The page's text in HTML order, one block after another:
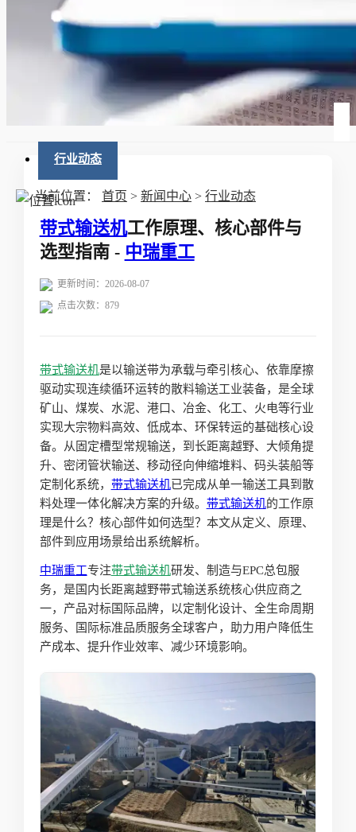
行业动态
当前位置： 首页 > 新闻中心 > 行业动态
带式输送机工作原理、核心部件与
选型指南 - 中瑞重工
更新时间：2026-08-07
点击次数： 879
带式输送机是以输送带为承载与牵引核心、依靠摩擦
驱动实现连续循环运转的散料输送工业装备，是全球
矿山、煤炭、水泥、港口、冶金、化工、火电等行业
实现大宗物料高效、低成本、环保转运的基础核心设
备。从固定槽型常规输送，到长距离越野、大倾角提
升、密闭管状输送、移动径向伸缩堆料、码头装船等
定制化系统， 带式输送机已完成从单一输送工具到散
料处理一体化解决方案的升级。 带式输送机的工作原
理是什么？核心部件如何选型？本文从定义、原理、
部件到应用场景给出系统解析。
中瑞重工专注带式输送机研发、制造与EPC总包服
务，是国内长距离越野带式输送系统核心供应商之
一，产品对标国际品牌，以定制化设计、全生命周期
服务、国际标准品质服务全球客户，助力用户降低生
产成本、提升作业效率、减少环境影响。